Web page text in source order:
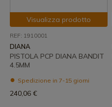
Visualizza prodotto
REF: 1910001
DIANA
PISTOLA PCP DIANA BANDIT
4.5MM
Spedizione in 7-15 giorni
240,06 €